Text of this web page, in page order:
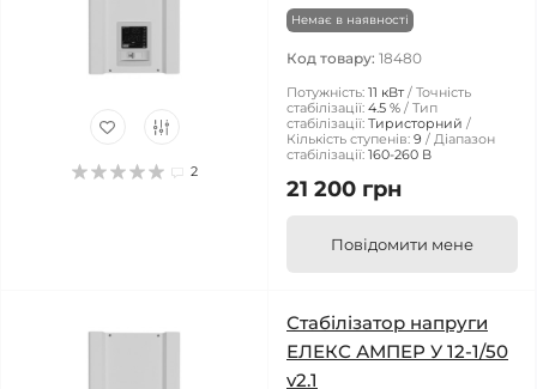
2
Немає в наявності
Код товару: 18480
Потужність: 11 кВт
Точність
стабілізації: 4.5 %
Тип
стабілізації: Тиристорний
Кількість ступенів: 9
Діапазон
стабілізації: 160-260 В
21 200 грн
Повідомити мене
Стабілізатор напруги
ЕЛЕКС АМПЕР У 12-1/50
v2.1